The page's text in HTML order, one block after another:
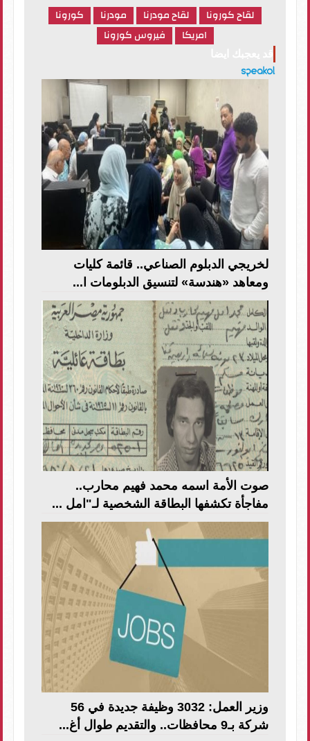
لقاح كورونا لقاح مودرنا مودرنا
كورونا
امريكا
فيروس كورونا
لخريجي الدبلوم الصناعي.. قائمة كليات
ومعاهد «هندسة» لتنسيق الدبلومات ا...
صوت الأمة اسمه محمد فهيم محارب..
مفاجأة تكشفها البطاقة الشخصية لـ"امل ...
وزير العمل: 3032 وظيفة جديدة في 56
شركة بـ9 محافظات.. والتقديم طوال أغ...